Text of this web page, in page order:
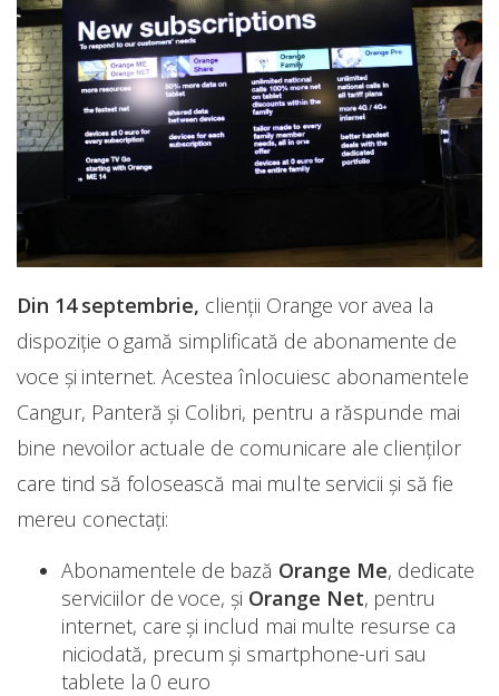
Din 14 septembrie, clienții Orange vor avea la
dispoziție o gamă simplificată de abonamente de
voce și internet. Acestea înlocuiesc abonamentele
Cangur, Panteră şi Colibri, pentru a răspunde mai
bine nevoilor actuale de comunicare ale clienţilor
care tind să folosească mai multe servicii şi să fie
mereu conectaţi:
Abonamentele de bază Orange Me, dedicate
serviciilor de voce, și Orange Net, pentru
internet, care şi includ mai multe resurse ca
niciodată, precum și smartphone-uri sau
tablete la 0 euro